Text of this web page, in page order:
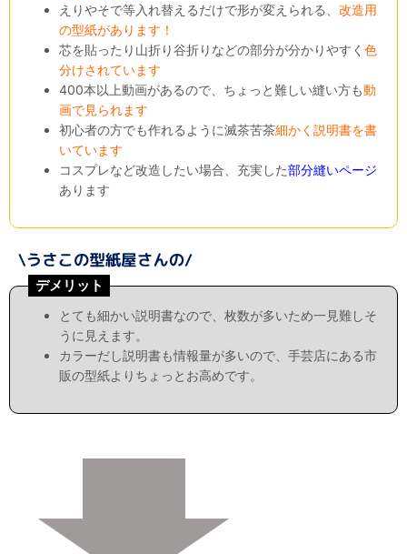
えりやそで等入れ替えるだけで形が変えられる、改造用
の型紙があります！
芯を貼ったり山折り谷折りなどの部分が分かりやすく色
分けされています
400本以上動画があるので、ちょっと難しい縫い方も動
画で見られます
初心者の方でも作れるように滅茶苦茶細かく説明書を書
いています
コスプレなど改造したい場合、充実した部分縫いページ
あります
デメリット
とても細かい説明書なので、枚数が多いため一見難しそ
うに見えます。
カラーだし説明書も情報量が多いので、手芸店にある市
販の型紙よりちょっとお高めです。